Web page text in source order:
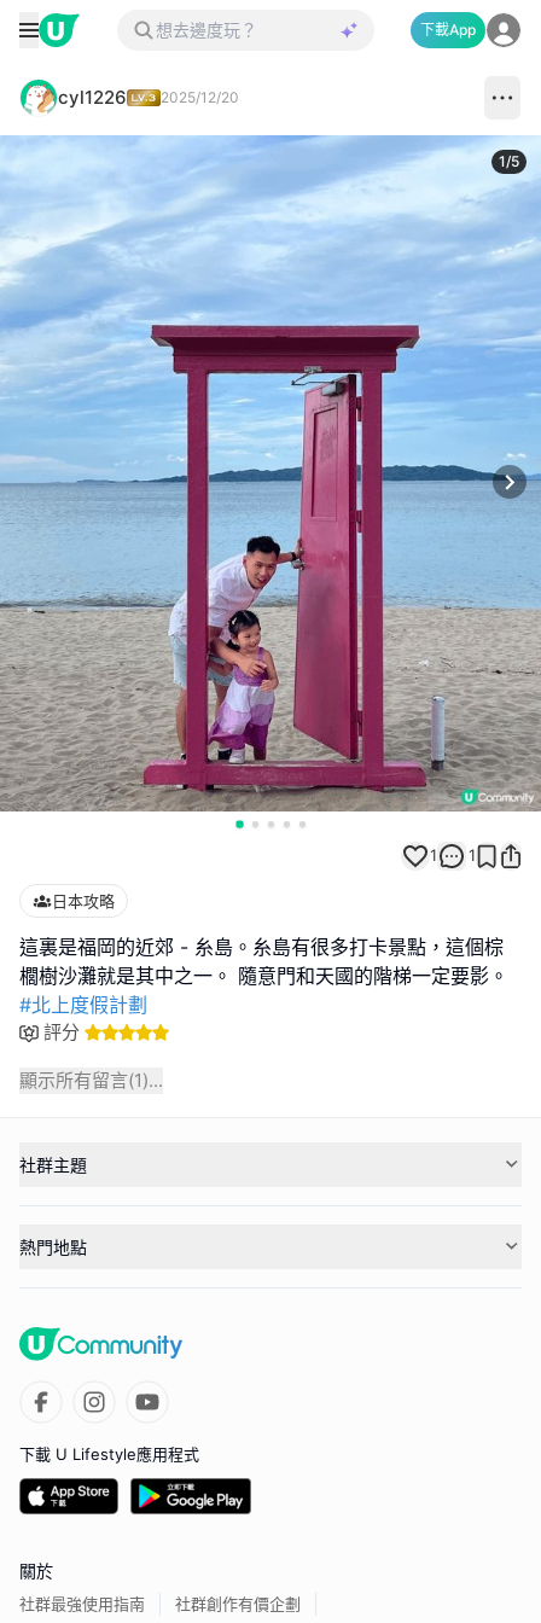
下載App
cyl1226 2025/12/20
1/5
1 1
日本攻略
這裏是福岡的近郊 - 糸島。糸島有很多打卡景點，這個棕
#北上度假計劃
評分
顯示所有留言(1)...
社群主題
熱門地點
下載 U Lifestyle應用程式
關於
社群最強使用指南 社群創作有價企劃